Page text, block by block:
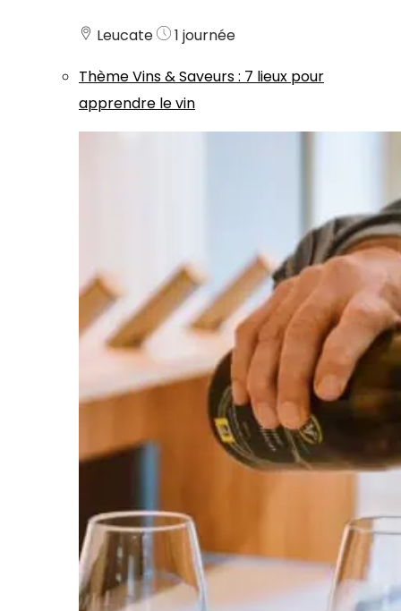
Leucate
1 journée
ThèmeVins & Saveurs: 7 lieux pour
apprendre le vin